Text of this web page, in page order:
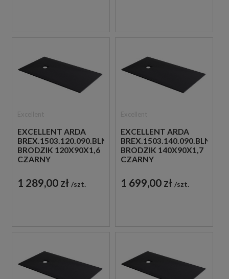
EXCELLENT ARDA
BREX.1503.120.090.BLN
BRODZIK 120X90X1,6
CZARNY
1 289,00 zł szt.
EXCELLENT ARDA
BREX.1503.140.090.BLN
BRODZIK 140X90X1,7
CZARNY
1 699,00 zł szt.